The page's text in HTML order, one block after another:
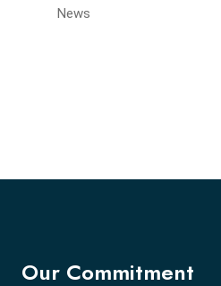
News
Our Commitment